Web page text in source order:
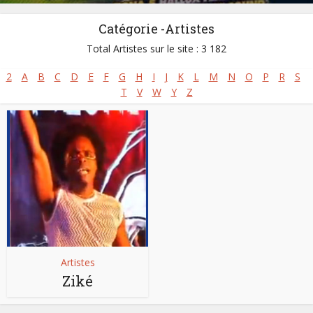
Catégorie -Artistes
Total Artistes sur le site : 3 182
2 A B C D E F G H I J K L M N O P R
S
T
V W Y Z
Artistes
Ziké